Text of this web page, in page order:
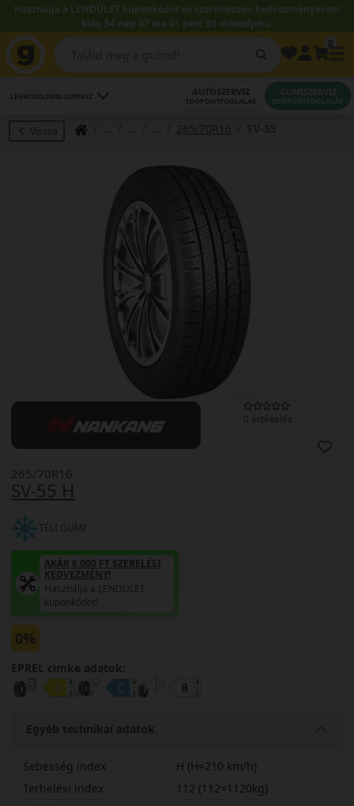
Használja a LENDÜLET kuponkódot és szereltessen kedvezményesen!
Még 54 nap 07 óra 01 perc 02 másodperc.
LEGKÖZELEBBI SZERVIZ AUTÓSZERVIZ
IDŐPONTFOGLALÁS
GUMISZERVIZ
IDŐPONTFOGLALÁS
Vissza 265/70R16
0 értékelés
SV-55 H
265/70R16
TÉLI GUMI
AKÁR 6.000 FT SZERELÉSI
KEDVEZMÉNY!
Használja a LENDÜLET
kuponkódot!
0%
EPREL cimke adatok:
Egyéb technikai adatok
Sebesség index
H (H=210 km/h)
Terhelési index
112 (112=1120kg)